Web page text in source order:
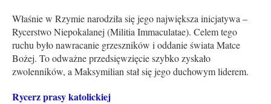
Właśnie w Rzymie narodziła się jego największa inicjatywa –
Rycerstwo Niepokalanej (Militia Immaculatae). Celem tego
ruchu było nawracanie grzeszników i oddanie świata Matce
Bożej. To odważne przedsięwzięcie szybko zyskało
zwolenników, a Maksymilian stał się jego duchowym liderem.
Rycerz prasy katolickiej